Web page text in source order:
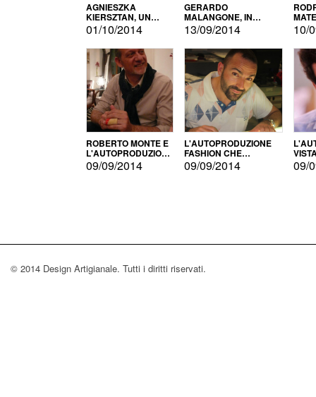
AGNIESZKA
KIERSZTAN, UN
MODELLO DI
AUTOPRODUZIONE
01/10/2014
GERARDO
MALANGONE, IN
GIURIA PER IL
CONCORSO
LETTERARIO
13/09/2014 10/
ROBERTO MONTE E
L'AUTOPRODUZIONE
CON IL CENSIMENTO
09/09/2014
L'AUTOPRODUZIONE
FASHION CHE
CONQUISTA GLI USA
09/09/2014 09/
© 2014 Design Artigianale. Tutti i diritti riservati.